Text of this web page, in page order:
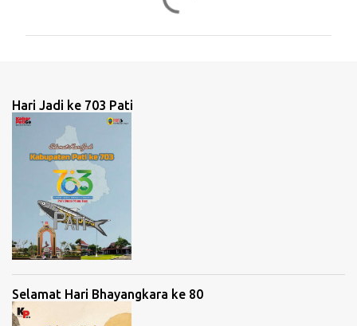
a
Hari Jadi ke 703 Pati
Selamat Hari Bhayangkara ke 80